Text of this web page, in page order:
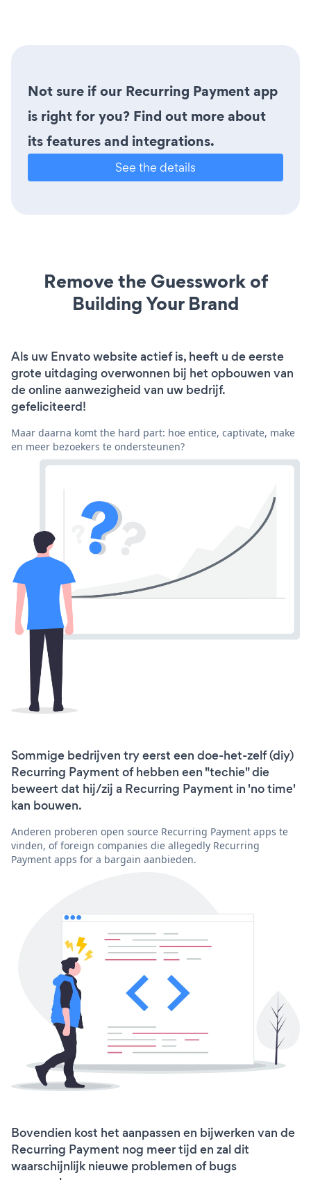
Not sure if our Recurring Payment app
is right for you? Find out more about
its features and integrations.
See the details
Remove the Guesswork of
Building Your Brand
Als uw Envato website actief is, heeft u de eerste
grote uitdaging overwonnen bij het opbouwen van
de online aanwezigheid van uw bedrijf.
gefeliciteerd!
Maar daarna komt the hard part: hoe entice, captivate, make
en meer bezoekers te ondersteunen?
Sommige bedrijven try eerst een doe-het-zelf (diy)
Recurring Payment of hebben een "techie" die
beweert dat hij/zij a Recurring Payment in 'no time'
kan bouwen.
Anderen proberen open source Recurring Payment apps te
vinden, of foreign companies die allegedly Recurring
Payment apps for a bargain aanbieden.
Bovendien kost het aanpassen en bijwerken van de
Recurring Payment nog meer tijd en zal dit
waarschijnlijk nieuwe problemen of bugs